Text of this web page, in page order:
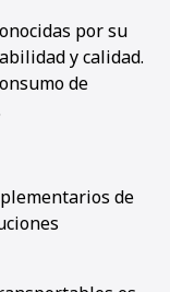
por su
y calidad.
de
de